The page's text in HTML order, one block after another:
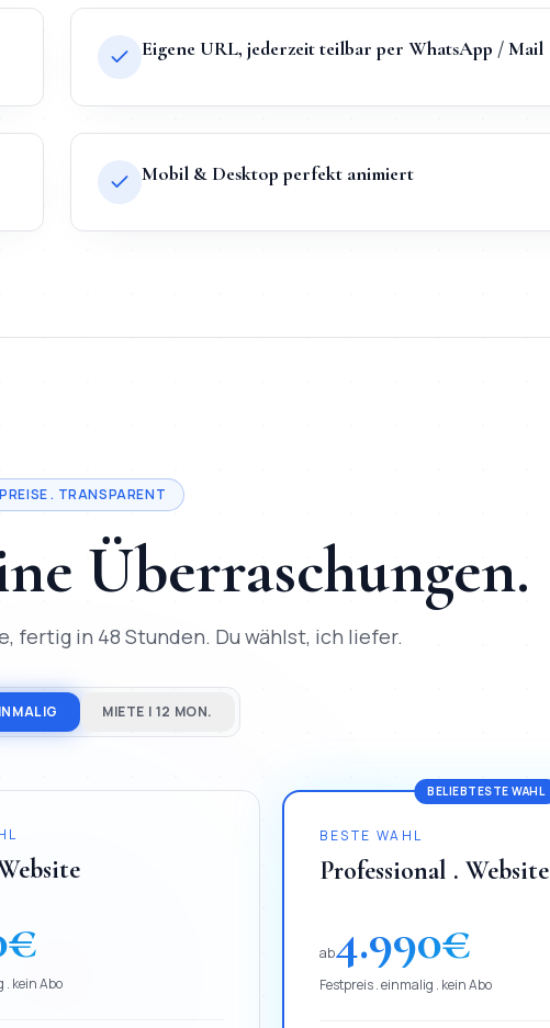
Eigene URL, jederzeit teilbar per WhatsApp / Mail
Mobil & Desktop perfekt animiert
. TRANSPARENT
Überraschungen.
fertig in 48 Stunden. Du wählst, ich liefer.
MIETE | 12 MON.
€
. kein Abo
BELIEBTESTE WAHL
BESTE WAHL
Professional . Website
ab4.990€
Festpreis . einmalig . kein Abo